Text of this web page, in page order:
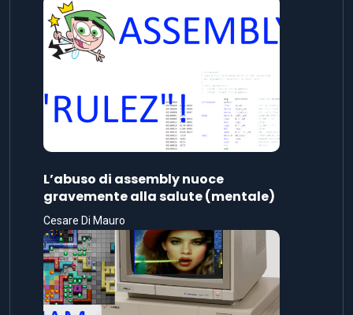
L’abuso di assembly nuoce
gravemente alla salute (mentale)
Cesare Di Mauro